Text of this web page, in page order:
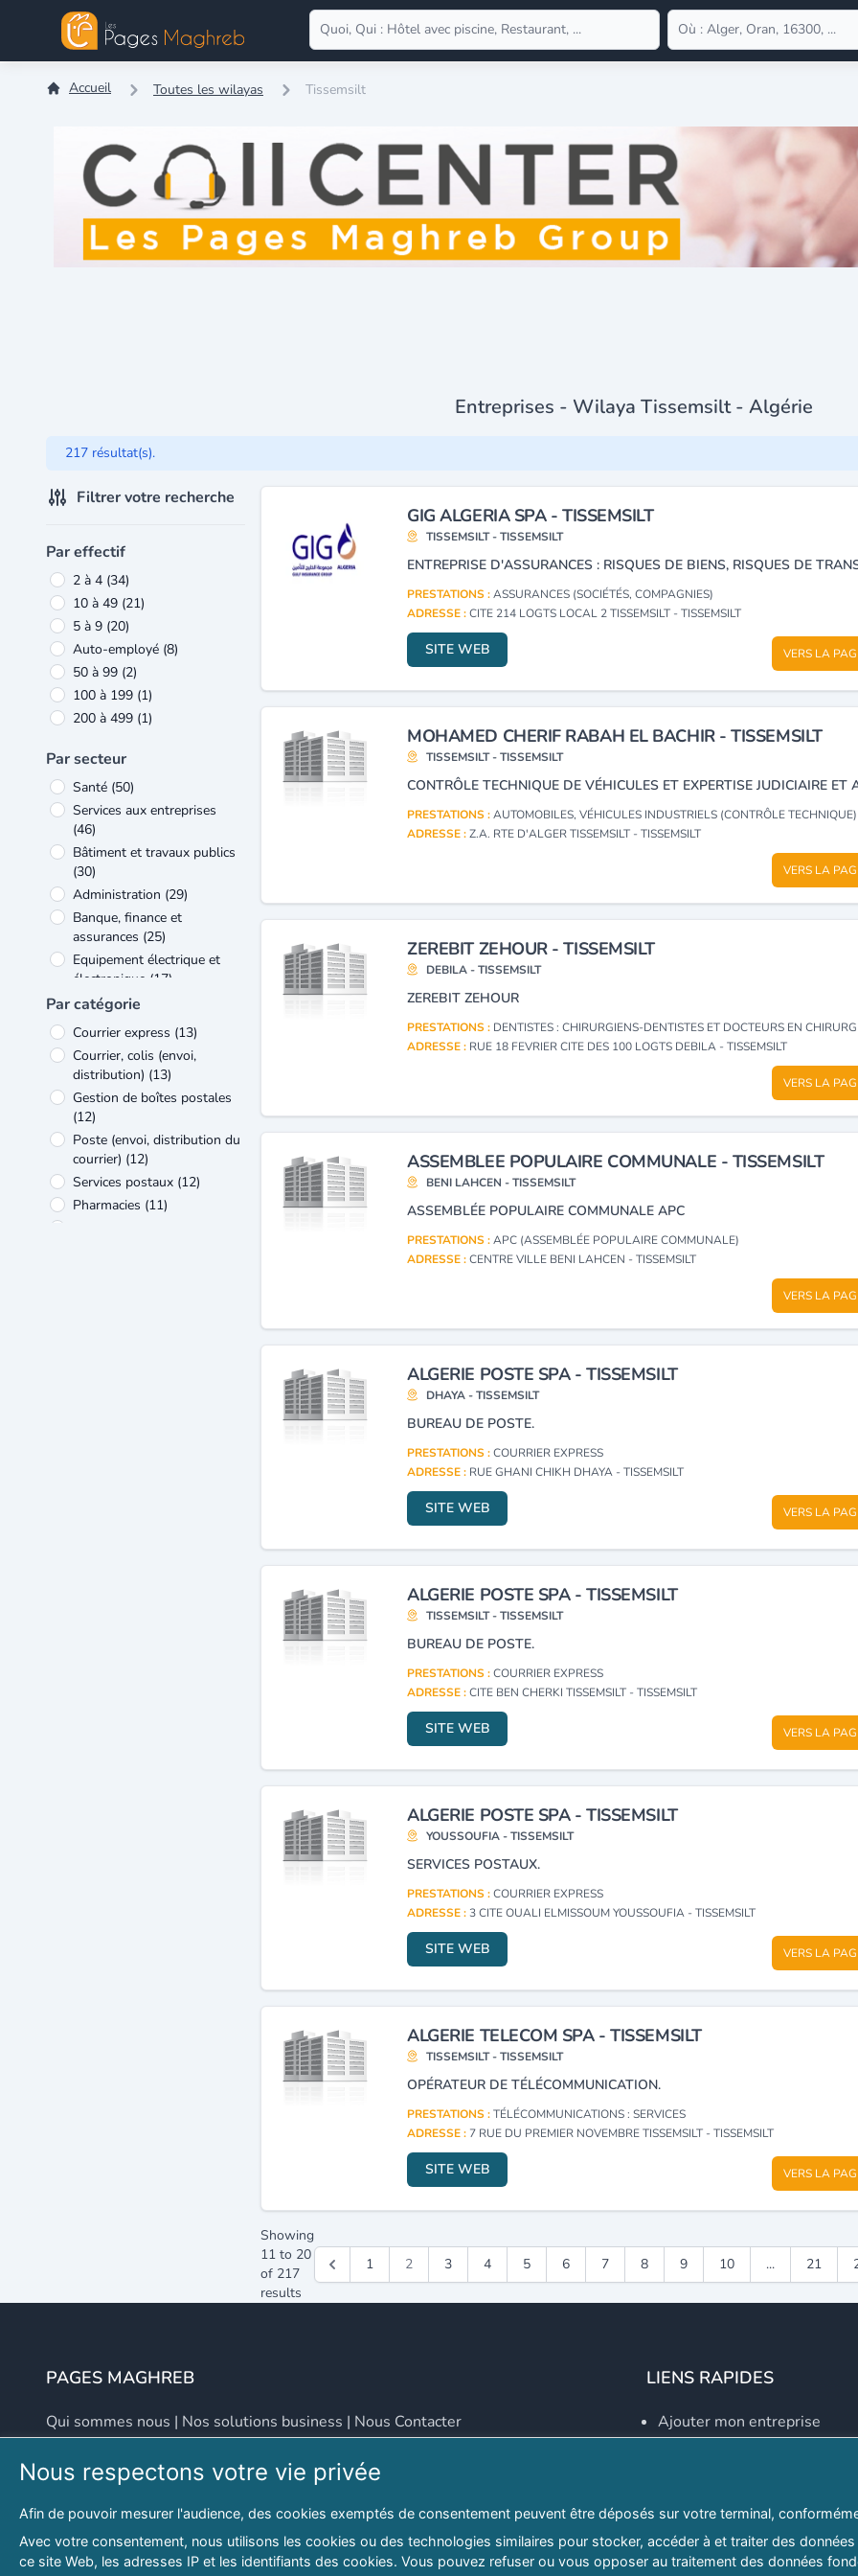
Accueil Toutes les wilayas Tissemsilt
Entreprises - Wilaya Tissemsilt - Algérie
217 résultat(s).
Filtrer votre recherche
Par effectif
2 à 4 (34)
10 à 49 (21)
5 à 9 (20)
Auto-employé (8)
50 à 99 (2)
100 à 199 (1)
200 à 499 (1)
Par secteur
Santé (50)
Services aux entreprises
(46)
Bâtiment et travaux publics
(30)
Administration (29)
Banque, finance et
assurances (25)
Equipement électrique et
électronique (17)
Commerce
Industrie
Verre et matériaux de
construction (12)
Voyages, tourisme et loisirs
(11)
Par catégorie
Courrier express (13)
Courrier, colis (envoi,
distribution) (13)
Gestion de boîtes postales
(12)
Poste (envoi, distribution du
courrier) (12)
Services postaux (12)
Pharmacies (11)
GIG ALGERIA SPA - TISSEMSILT
TISSEMSILT - TISSEMSILT
PRESTATIONS :ASSURANCES (SOCIÉTÉS, COMPAGNIES)
ADRESSE :CITE 214 LOGTS LOCAL 2 TISSEMSILT - TISSEMSILT
SITE WEB VERS LA
MOHAMED CHERIF RABAH EL BACHIR - TISSEMSILT
TISSEMSILT - TISSEMSILT
PRESTATIONS :AUTOMOBILES, VÉHICULES INDUSTRIELS (CONTRÔLE TECHNIQUE)
ADRESSE :Z.A. RTE D'ALGER TISSEMSILT - TISSEMSILT
VERS LA
ZEREBIT ZEHOUR - TISSEMSILT
DEBILA - TISSEMSILT
ZEREBIT ZEHOUR
PRESTATIONS : DENTISTES : CHIRURGIENS-DENTISTES ET DOCTEURS EN CHIRURGIE
ADRESSE : RUE 18 FEVRIER CITE DES 100 LOGTS DEBILA - TISSEMSILT
VERS LA
ASSEMBLEE POPULAIRE COMMUNALE - TISSEMSILT
BENI LAHCEN - TISSEMSILT
ASSEMBLÉE POPULAIRE COMMUNALE APC
PRESTATIONS :APC (ASSEMBLÉE POPULAIRE COMMUNALE)
ADRESSE :CENTRE VILLE BENI LAHCEN - TISSEMSILT
VERS LA
ALGERIE POSTE SPA - TISSEMSILT
DHAYA - TISSEMSILT
BUREAU DE POSTE.
PRESTATIONS :COURRIER EXPRESS
ADRESSE : RUE GHANI CHIKH DHAYA - TISSEMSILT
SITE WEB VERS LA
ALGERIE POSTE SPA - TISSEMSILT
TISSEMSILT - TISSEMSILT
BUREAU DE POSTE.
PRESTATIONS :COURRIER EXPRESS
ADRESSE :CITE BEN CHERKI TISSEMSILT - TISSEMSILT
SITE WEB VERS LA
ALGERIE POSTE SPA - TISSEMSILT
YOUSSOUFIA - TISSEMSILT
SERVICES POSTAUX.
PRESTATIONS :COURRIER EXPRESS
ADRESSE :3 CITE OUALI ELMISSOUM YOUSSOUFIA - TISSEMSILT
SITE WEB VERS LA
ALGERIE TELECOM SPA - TISSEMSILT
TISSEMSILT - TISSEMSILT
OPÉRATEUR DE TÉLÉCOMMUNICATION.
PRESTATIONS :TÉLÉCOMMUNICATIONS : SERVICES
ADRESSE : 7 RUE DU PREMIER NOVEMBRE TISSEMSILT - TISSEMSILT
SITE WEB VERS LA
Showing
11 to 20
of 217
results
1 2 3 4 5 6 7 8 9 10 ... 21
PAGES MAGHREB
Qui sommes nous | Nos solutions business | Nous Contacter
Adresse
46 LOT. PETITE PROVENCE SIDI YAHIA
Email
contact@lespagesmaghreb.com
LIENS RAPIDES
Ajouter mon entreprise
Explorer par secteurs
Explorer par willayas
Nous respectons votre vie privée
Afin de pouvoir mesurer l'audience, des cookies exemptés de consentement peuvent être déposés sur votre terminal,
Avec votre consentement, nous utilisons les cookies ou des technologies similaires pour stocker, accéder à et traiter des
ce site Web, les adresses IP et les identifiants des cookies. Vous pouvez refuser ou vous opposer au traitement des données